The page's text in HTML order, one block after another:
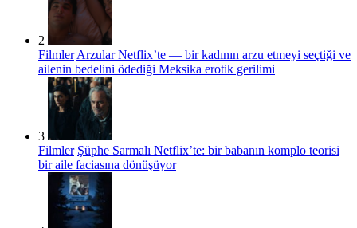
2
Filmler Arzular Netflix’te — bir kadının arzu etmeyi seçtiği ve
ailenin bedelini ödediği Meksika erotik gerilimi
3
Filmler Şüphe Sarmalı Netflix’te: bir babanın komplo teorisi
bir aile faciasına dönüşüyor